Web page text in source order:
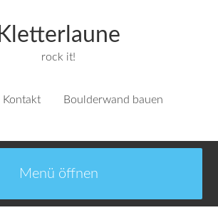
Kletterlaune
rock it!
Kontakt Boulderwand bauen